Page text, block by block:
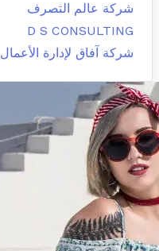
شركة عالم التصرف
D S CONSULTING
شركة آفاق لإدارة الأعمال